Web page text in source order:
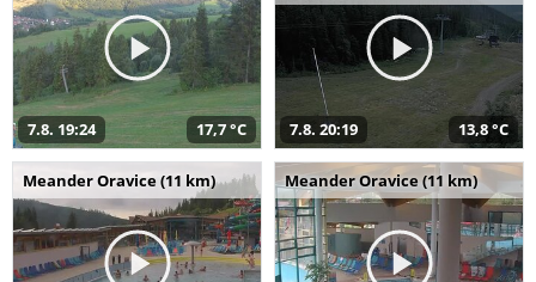
7.8. 19:24 17,7 °C 7.8. 20:19 13,8 °C
Meander Oravice (11 km) Meander Oravice (11 km)